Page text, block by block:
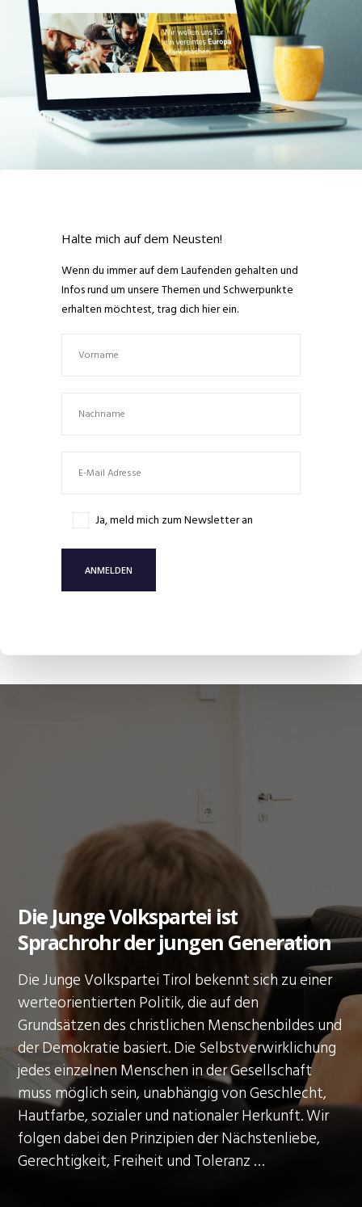
Halte mich auf dem Neusten!
Wenn du immer auf dem Laufenden gehalten und
Infos rund um unsere Themen und Schwerpunkte
erhalten möchtest, trag dich hier ein.
Ja, meld mich zum Newsletter an
Die Junge Volkspartei ist
Sprachrohr der jungen Generation
Die Junge Volkspartei Tirol bekennt sich zu einer
werteorientierten Politik, die auf den
Grundsätzen des christlichen Menschenbildes und
der Demokratie basiert. Die Selbstverwirklichung
jedes einzelnen Menschen in der Gesellschaft
muss möglich sein, unabhängig von Geschlecht,
Hautfarbe, sozialer und nationaler Herkunft. Wir
folgen dabei den Prinzipien der Nächstenliebe,
Gerechtigkeit, Freiheit und Toleranz …